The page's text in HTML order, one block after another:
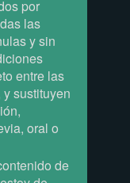
por
las
y sin
entre las
sustituyen
oral o
de